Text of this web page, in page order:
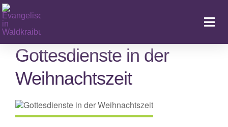
Zum
Inhalt
springen
Gottesdienste in der
Weihnachtszeit